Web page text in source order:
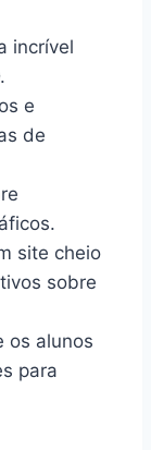
incrível
e
de
site cheio
sobre
os alunos
para